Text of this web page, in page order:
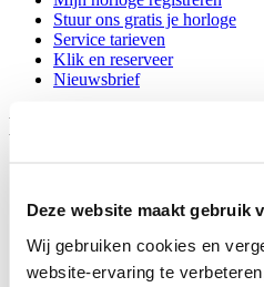
Deze website maakt gebruik
Wij gebruiken cookies en
website-ervaring te
Stuur ons gratis je horloge
Service tarieven
Klik en reserveer
Nieuwsbrief
Legal
Cookie meldingen
Verkoopvoorwaarden
Herroeping van de